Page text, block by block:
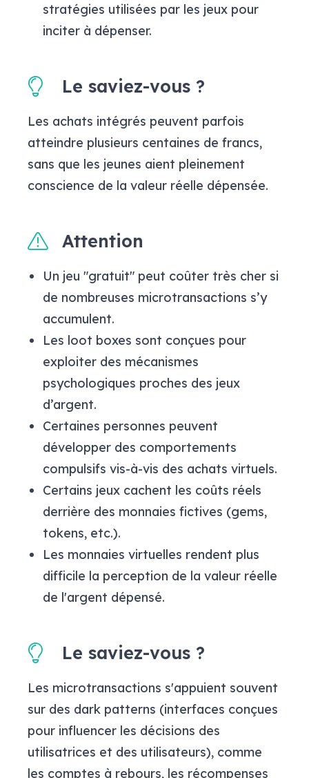
stratégies utilisées par les jeux pour
inciter à dépenser.
Le saviez-vous ?
Les achats intégrés peuvent parfois
atteindre plusieurs centaines de francs,
sans que les jeunes aient pleinement
conscience de la valeur réelle dépensée.
Attention
Un jeu "gratuit" peut coûter très cher si
de nombreuses microtransactions s’y
accumulent.
Les loot boxes sont conçues pour
exploiter des mécanismes
psychologiques proches des jeux
d’argent.
Certaines personnes peuvent
développer des comportements
compulsifs vis-à-vis des achats virtuels.
Certains jeux cachent les coûts réels
derrière des monnaies fictives (gems,
tokens, etc.).
Les monnaies virtuelles rendent plus
difficile la perception de la valeur réelle
de l'argent dépensé.
Le saviez-vous ?
Les microtransactions s'appuient souvent
sur des dark patterns (interfaces conçues
pour influencer les décisions des
utilisatrices et des utilisateurs), comme
les comptes à rebours, les récompenses